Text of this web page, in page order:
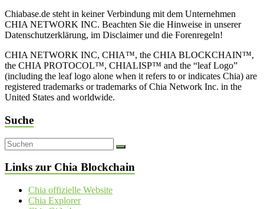
Chiabase.de steht in keiner Verbindung mit dem Unternehmen
CHIA NETWORK INC. Beachten Sie die Hinweise in unserer
Datenschutzerklärung, im Disclaimer und die Forenregeln!
CHIA NETWORK INC, CHIA™, the CHIA BLOCKCHAIN™,
the CHIA PROTOCOL™, CHIALISP™ and the “leaf Logo”
(including the leaf logo alone when it refers to or indicates Chia) are
registered trademarks or trademarks of Chia Network Inc. in the
United States and worldwide.
Suche
Links zur Chia Blockchain
Chia offizielle Website
Chia Explorer